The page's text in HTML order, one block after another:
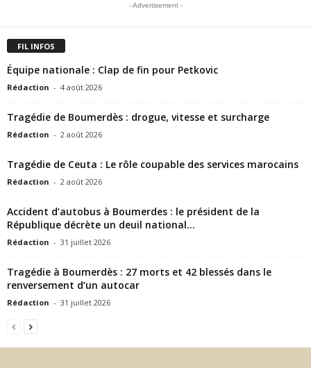
- Advertisement -
FIL INFOS
Équipe nationale : Clap de fin pour Petkovic
Rédaction - 4 août 2026
Tragédie de Boumerdès : drogue, vitesse et surcharge
Rédaction - 2 août 2026
Tragédie de Ceuta : Le rôle coupable des services marocains
Rédaction - 2 août 2026
Accident d’autobus à Boumerdes : le président de la
République décrète un deuil national...
Rédaction - 31 juillet 2026
Tragédie à Boumerdès : 27 morts et 42 blessés dans le
renversement d’un autocar
Rédaction - 31 juillet 2026